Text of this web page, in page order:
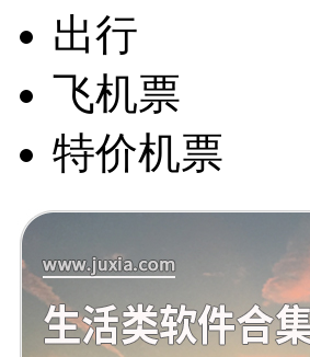
出行
飞机票
特价机票